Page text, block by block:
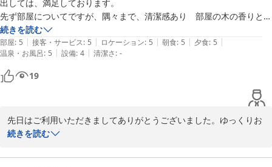
ら、またぜひ遊びにいらしてくださいね。お待ちしております。奥
様にもどうぞ宜しくお伝えくださいませ。
2021-10-20
出しては、満足しております。
先ず部屋についてですが、隅々まで、清潔感あり　部屋の木の香りと相
俟って　ゆったりと寛ぐことが出来ました。
食事は、魚と肉のメインで、ボリュームもあり、味付けも自分の好みで
大満足でした。
お風呂・・・　深めの浴槽で　ゆっくりとバスタイムを満喫できまし
た。
ありがとうございました。
続きを読む
部屋: 5 | 接客・サービス: 5 | ロケーション: 5 | 朝食: 5 | 夕食: 5 |
温泉・お風呂: 5 | 設備: 4 | 清潔さ: -
19
先日はご利用いただきましてありがとうございました。ゆっくりお
寛ぎいただけたとのこと、本当に嬉しいお言葉です。寒くなり暖房
私の知らない、湖での新しい遊びを伺って、びっくりしました。道
続きを読む